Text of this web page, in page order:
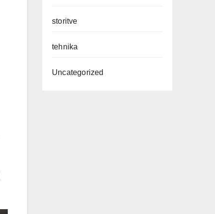
storitve
tehnika
Uncategorized